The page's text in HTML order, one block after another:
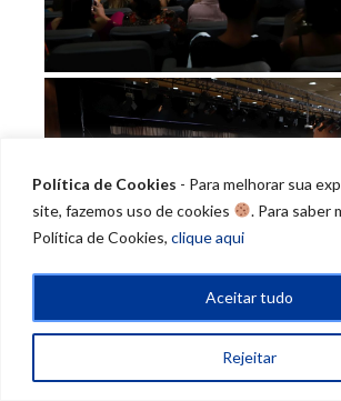
Política de Cookies - Para melhorar sua
site, fazemos uso de cookies
. Para saber
Política de Cookies, clique aqui
Rejeitar
Aceitar tudo